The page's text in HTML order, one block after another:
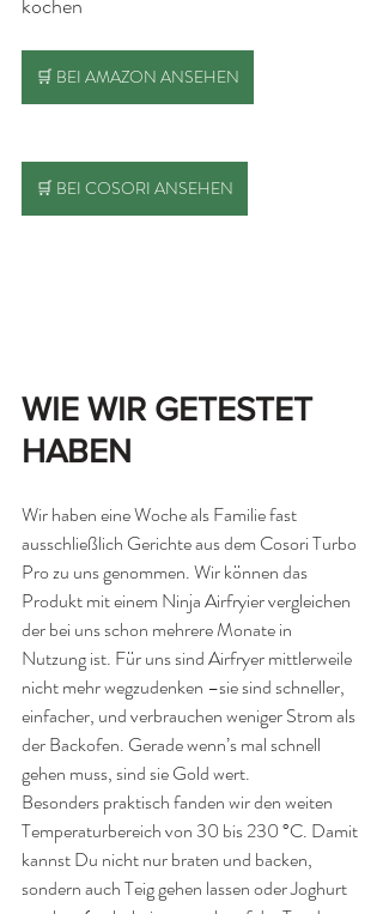
🛒 BEI AMAZON ANSEHEN
🛒 BEI COSORI ANSEHEN
WIE WIR GETESTET
HABEN
Wir haben eine Woche als Familie fast
ausschließlich Gerichte aus dem Cosori Turbo
Pro zu uns genommen. Wir können das
Produkt mit einem Ninja Airfryier vergleichen
der bei uns schon mehrere Monate in
Nutzung ist. Für uns sind Airfryer mittlerweile
nicht mehr wegzudenken –sie sind schneller,
einfacher, und verbrauchen weniger Strom als
der Backofen. Gerade wenn’s mal schnell
gehen muss, sind sie Gold wert.
Besonders praktisch fanden wir den weiten
Temperaturbereich von 30 bis 230 °C. Damit
kannst Du nicht nur braten und backen,
sondern auch Teig gehen lassen oder Joghurt